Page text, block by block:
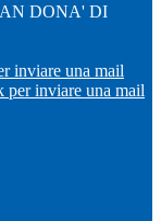
DONA' DI
inviare una mail
per inviare una mail